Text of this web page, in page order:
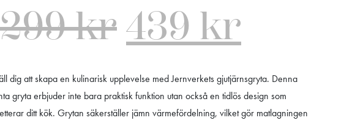
kr439 kr
dig att skapa en kulinarisk upplevelse med Jernverkets gjutjärnsgryta. Denna
gryta erbjuder inte bara praktisk funktion utan också en tidlös design som
ditt kök. Grytan säkerställer jämn värmefördelning, vilket gör matlagningen